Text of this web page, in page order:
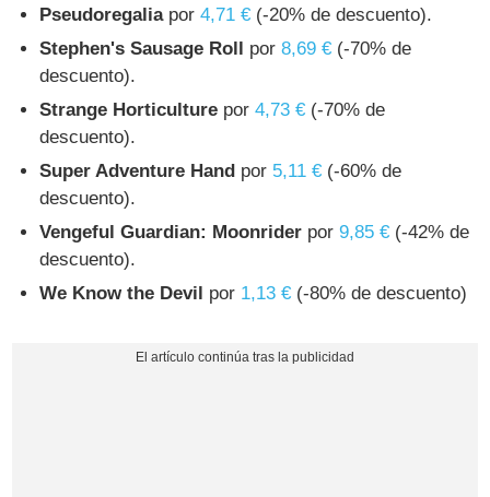
Pseudoregaliapor4,71 € (-20% de descuento).
Stephen's Sausage Roll por8,69 € (-70% de
descuento).
Strange Horticulture por4,73 € (-70% de
descuento).
Super Adventure Hand por 5,11 € (-60% de
descuento).
Vengeful Guardian: Moonrider por9,85 € (-42% de
descuento).
We Know the Devil por 1,13 € (-80% de descuento)